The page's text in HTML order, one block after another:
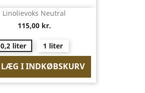
Linolievoks Neutral
115,00 kr.
0,2 liter 1 liter
LÆG I INDKØBSKURV